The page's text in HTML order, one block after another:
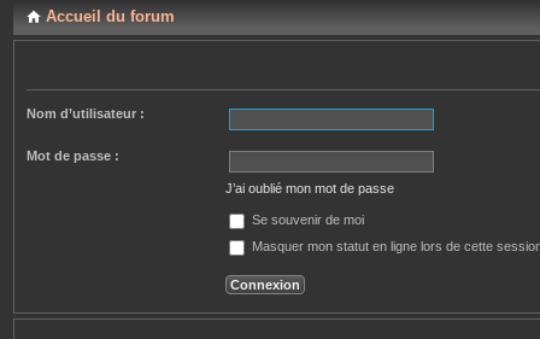
Accueil du forum
Nom d’utilisateur :
Mot de passe :
J’ai oublié mon mot de passe
Se souvenir de moi
Masquer mon statut en ligne lors de cette